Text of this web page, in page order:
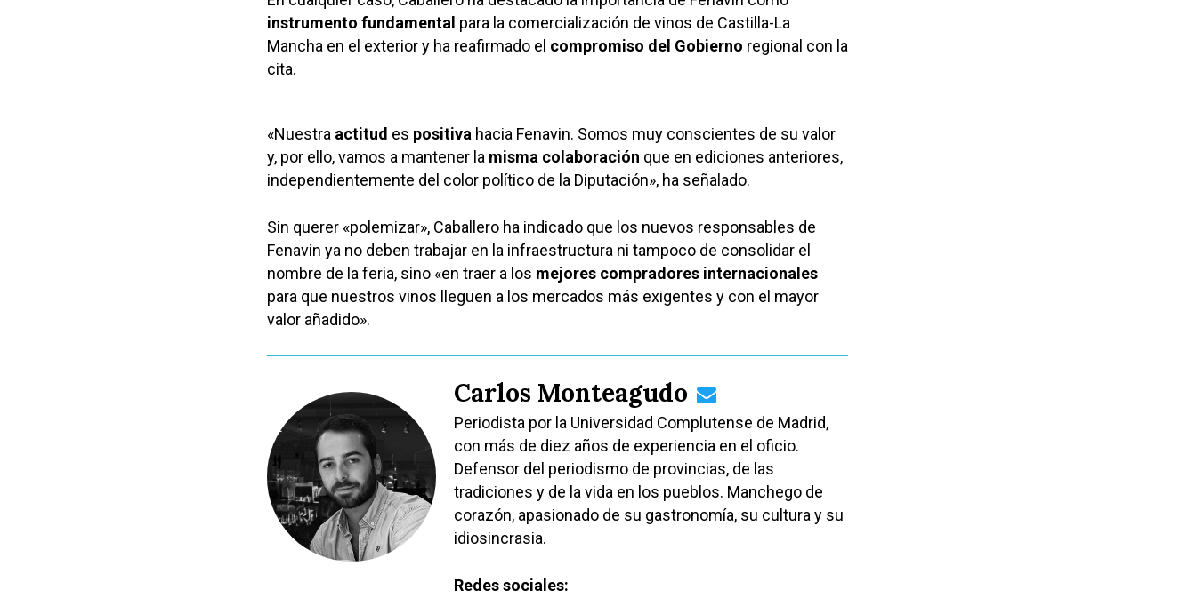
instrumento fundamental para la comercialización de vinos de Castilla-La
Mancha en el exterior y ha reafirmado el compromiso del Gobierno regional con la
cita.
«Nuestra actitud es positiva hacia Fenavin. Somos muy conscientes de su valor
y, por ello, vamos a mantener la misma colaboración que en ediciones anteriores,
independientemente del color político de la Diputación», ha señalado.
Sin querer «polemizar», Caballero ha indicado que los nuevos responsables de
Fenavin ya no deben trabajar en la infraestructura ni tampoco de consolidar el
nombre de la feria, sino «en traer a los mejores compradores internacionales
para que nuestros vinos lleguen a los mercados más exigentes y con el mayor
valor añadido».
Carlos Monteagudo
Periodista por la Universidad Complutense de Madrid,
con más de diez años de experiencia en el oficio.
Defensor del periodismo de provincias, de las
tradiciones y de la vida en los pueblos. Manchego de
corazón, apasionado de su gastronomía, su cultura y su
idiosincrasia.
Redes sociales: